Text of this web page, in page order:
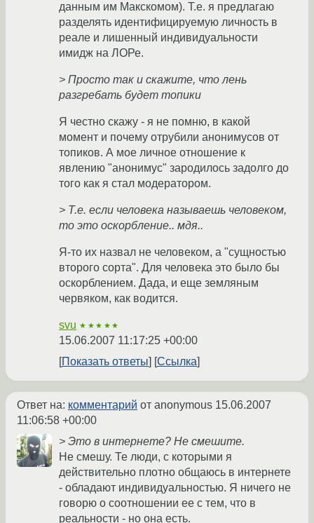
данным им Макскомом). Т.е. я предлагаю
разделять идентифицируемую личность в
реале и лишенный индивидуальности
имидж на ЛОРе.
> Просто так и скажите, что лень
разгребать будет топики
Я честно скажу - я не помню, в какой
момент и почему отрубили анонимусов от
топиков. А мое личное отношение к
явлению "анонимус" зародилось задолго до
того как я стал модератором.
> Т.е. если человека называешь человеком,
то это оскорбление.. мдя..
Я-то их назвал не человеком, а "сущностью
второго сорта". Для человека это было бы
оскорблением. Дада, и еще земляным
червяком, как водится.
svu ★★★★★
15.06.2007 11:17:25 +00:00
Показать ответы
Ссылка
Ответ на: комментарий от anonymous 15.06.2007
11:06:58 +00:00
> Это в интернете? Не смешите.
Не смешу. Те люди, с которыми я
действительно плотно общаюсь в интернете
- обладают индивидуальностью. Я ничего не
говорю о соотношении ее с тем, что в
реальности - но она есть.